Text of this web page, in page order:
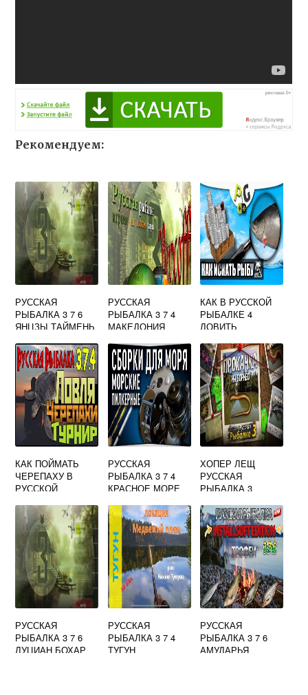
Рекомендуем:
РУССКАЯ
РЫБАЛКА 3 7 6
ЯНЦЗЫ ТАЙМЕНЬ
РУССКАЯ
РЫБАЛКА 3 7 4
МАКЕДОНИЯ
КАК В РУССКОЙ
РЫБАЛКЕ 4
ЛОВИТЬ
КАК ПОЙМАТЬ
ЧЕРЕПАХУ В
РУССКОЙ
РУССКАЯ
РЫБАЛКА 3 7 4
КРАСНОЕ МОРЕ
ХОПЕР ЛЕЩ
РУССКАЯ
РЫБАЛКА 3
РУССКАЯ
РЫБАЛКА 3 7 6
ЛУЦИАН БОХАР
РУССКАЯ
РЫБАЛКА 3 7 4
ТУГУН
РУССКАЯ
РЫБАЛКА 3 7 6
АМУДАРЬЯ